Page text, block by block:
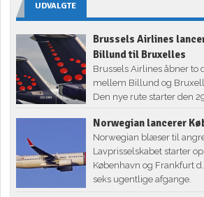
UDVALGTE
Brussels Airlines
Billund til Bruxelles
Brussels Airlines åbner to
mellem Billund og
Den nye rute starter den
Norwegian lancerer
Norwegian blæser til
Lavprisselskabet starter
København og Frankfurt
seks ugentlige afgange.